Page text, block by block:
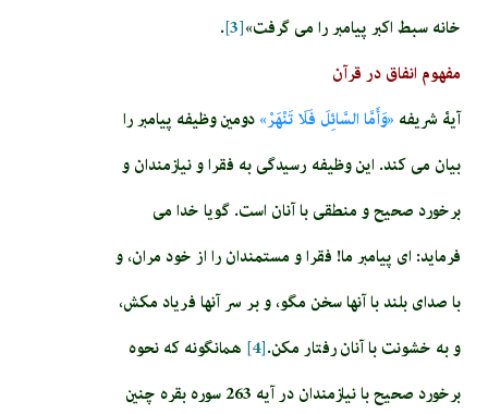
خانه سبط اكبر پيامبر را مى ‏گرفت»[3]
.
مفهوم انفاق در قرآن
آيۀ شريفه‏ «وَأَمَّا السَّائِلَ فَلَا تَنْهَرْ» دومين وظيفه پيامبر را
بيان مى‏ كند. اين وظيفه رسيدگى به فقرا و نيازمندان و
برخورد صحيح و منطقى با آنان است. گويا خدا مى
‏فرمايد: اى پيامبر ما! فقرا و مستمندان را از خود مران، و
با صداى بلند با آنها سخن مگو، و بر سر آنها فرياد مكش،
و به خشونت با آنان رفتار مكن.[4]
همان‏گونه كه نحوه
برخورد صحيح با نيازمندان در آيه 263 سوره بقره چنين